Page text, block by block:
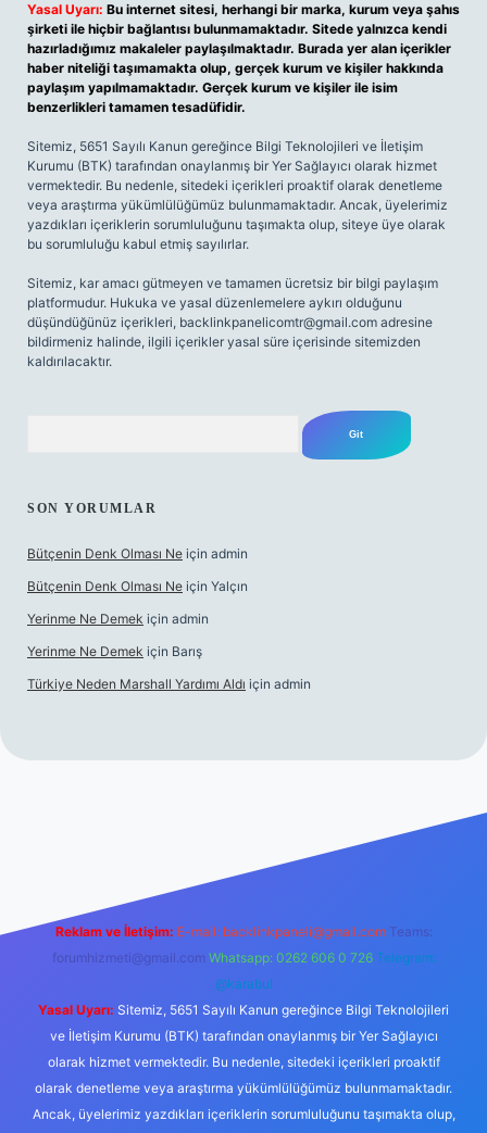
Yasal Uyarı: Bu internet sitesi, herhangi bir marka, kurum veya şahıs
şirketi ile hiçbir bağlantısı bulunmamaktadır. Sitede yalnızca kendi
hazırladığımız makaleler paylaşılmaktadır. Burada yer alan içerikler
haber niteliği taşımamakta olup, gerçek kurum ve kişiler hakkında
paylaşım yapılmamaktadır. Gerçek kurum ve kişiler ile isim
benzerlikleri tamamen tesadüfidir.
Sitemiz, 5651 Sayılı Kanun gereğince Bilgi Teknolojileri ve İletişim
Kurumu (BTK) tarafından onaylanmış bir Yer Sağlayıcı olarak hizmet
vermektedir. Bu nedenle, sitedeki içerikleri proaktif olarak denetleme
veya araştırma yükümlülüğümüz bulunmamaktadır. Ancak, üyelerimiz
yazdıkları içeriklerin sorumluluğunu taşımakta olup, siteye üye olarak
bu sorumluluğu kabul etmiş sayılırlar.
Sitemiz, kar amacı gütmeyen ve tamamen ücretsiz bir bilgi paylaşım
platformudur. Hukuka ve yasal düzenlemelere aykırı olduğunu
düşündüğünüz içerikleri, backlinkpanelicomtr@gmail.com adresine
bildirmeniz halinde, ilgili içerikler yasal süre içerisinde sitemizden
kaldırılacaktır.
SON YORUMLAR
Bütçenin Denk Olması Ne için admin
Bütçenin Denk Olması Ne için Yalçın
Yerinme Ne Demek için admin
Yerinme Ne Demek için Barış
Türkiye Neden Marshall Yardımı Aldı için admin
hiltonbet yeni giriş
Reklam ve İletişim: E-mail: backlinkpaneli@gmail.com Teams:
forumhizmeti@gmail.com Whatsapp: 0262 606 0 726 Telegram:
@karabul
Yasal Uyarı: Sitemiz, 5651 Sayılı Kanun gereğince Bilgi Teknolojileri
ve İletişim Kurumu (BTK) tarafından onaylanmış bir Yer Sağlayıcı
olarak hizmet vermektedir. Bu nedenle, sitedeki içerikleri proaktif
olarak denetleme veya araştırma yükümlülüğümüz bulunmamaktadır.
Ancak, üyelerimiz yazdıkları içeriklerin sorumluluğunu taşımakta olup,